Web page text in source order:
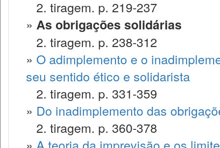
2. tiragem. p. 219-237
» As obrigações solidárias
2. tiragem. p. 238-312
» O adimplemento e o
seu sentido ético e solidarista
2. tiragem. p. 331-359
» Do inadimplemento das
2. tiragem. p. 360-378